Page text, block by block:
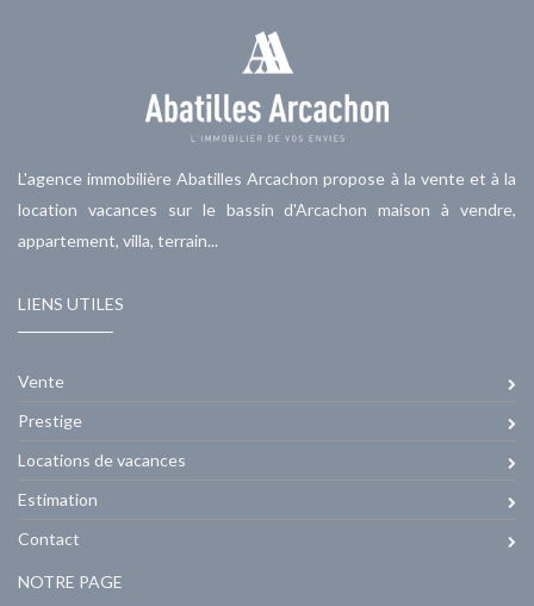
L'agence immobilière Abatilles Arcachon propose à la vente et à la
location vacances sur le bassin d'Arcachon maison à vendre,
appartement, villa, terrain...
LIENS UTILES
Vente
Prestige
Locations de vacances
Estimation
Contact
NOTRE PAGE